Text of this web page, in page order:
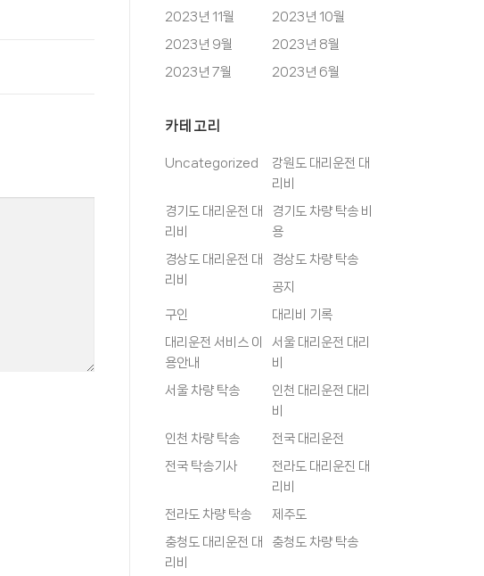
2023년 11월
2023년 10월
2023년 9월
2023년 8월
2023년 7월
2023년 6월
카테고리
Uncategorized
강원도 대리운전 대
리비
경기도 대리운전 대
리비
경기도 차량 탁송 비
용
경상도 대리운전 대
리비
경상도 차량 탁송
공지
구인
대리비 기록
대리운전 서비스 이
용안내
서울 대리운전 대리
비
서울 차량 탁송
인천 대리운전 대리
비
인천 차량 탁송
전국 대리운전
전국 탁송기사
전라도 대리운진 대
리비
전라도 차량 탁송
제주도
충청도 대리운전 대
리비
충청도 차량 탁송